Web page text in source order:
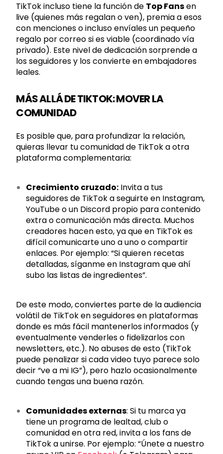
TikTok incluso tiene la función de Top Fansen
live (quienes más regalan o ven), premia a esos
con menciones o incluso envíales un pequeño
regalo por correo si es viable (coordinado vía
privado). Este nivel de dedicación sorprende a
los seguidores y los convierte en embajadores
leales.
MÁS ALLÁ DE TIKTOK: MOVER LA
COMUNIDAD
Es posible que, para profundizar la relación,
quieras llevar tu comunidad de TikTok a otra
plataforma complementaria:
Crecimiento cruzado: Invita a tus
seguidores de TikTok a seguirte en Instagram,
YouTube o un Discord propio para contenido
extra o comunicación más directa. Muchos
creadores hacen esto, ya que en TikTok es
difícil comunicarte uno a uno o compartir
enlaces. Por ejemplo: “Si quieren recetas
detalladas, síganme en Instagram que ahí
subo las listas de ingredientes”.
De este modo, conviertes parte de la audiencia
volátil de TikTok en seguidores en plataformas
donde es más fácil mantenerlos informados (y
eventualmente venderles o fidelizarlos con
newsletters, etc.). No abuses de esto (TikTok
puede penalizar si cada video tuyo parece solo
decir “ve a mi IG”), pero hazlo ocasionalmente
cuando tengas una buena razón.
Comunidades externas: Si tu marca ya
tiene un programa de lealtad, club o
comunidad en otra red, invita a los fans de
TikTok a unirse. Por ejemplo: “Únete a nuestro